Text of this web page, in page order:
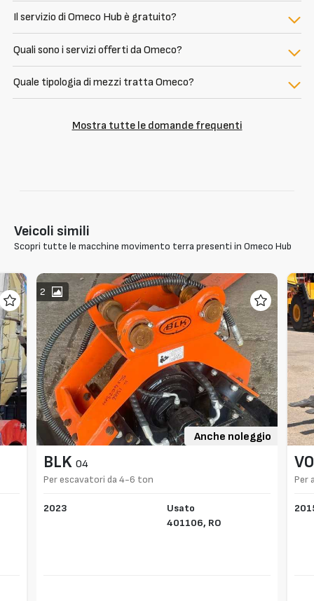
Il servizio di Omeco Hub è gratuito?
Quali sono i servizi offerti da Omeco?
Quale tipologia di mezzi tratta Omeco?
Mostra tutte le domande frequenti
Veicoli simili
Scopri tutte le macchine movimento terra presenti in Omeco Hub
2
Anche noleggio
BLK 04
Per escavatori da 4-6 ton
2023
Usato
401106, RO
Per